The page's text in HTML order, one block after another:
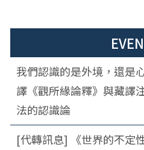
我們認識的是外境，還是
譯《觀所緣論釋》與藏譯
法的認識論
[代轉訊息] 《世界的不定